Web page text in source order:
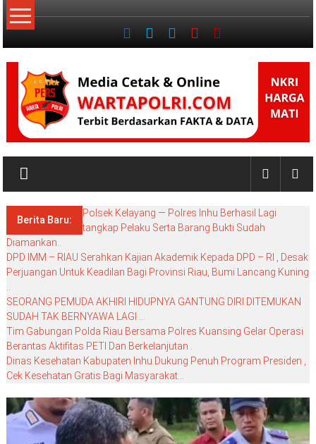
Lompat
ke
NKRI
BlogBerita Baru:
Polsek Kelayang — Polres Inhu Berhasil Lagi
tangkap Pelaku Serta Barang Bukti Sudah
Diamankan..
DPD IMM – RIAU Serahkan Kajian Akademik Kepada DPD – RI , Desak
Perjuangan Untuk Keadilan Bagi Provinsi Riau, Bumi Lancang Kuning
SEORANG PEMUDA AKHIRI HIDUPNYA GANTUNG DIRI DITEMUKAN
SUDAH TAK BERNYAWA LAGI …
Tim Gabungan Polda Riau Bersama Polres Kuansing Gelar Operasi
Berantas Aktifitas PETI Dan Berkelanjutan .
Dinas Kesehatan Kabupaten Inhu Dukung Penuh Program Presiden ,
Cek Kesehatan Gratis Bagi Masyarakat…